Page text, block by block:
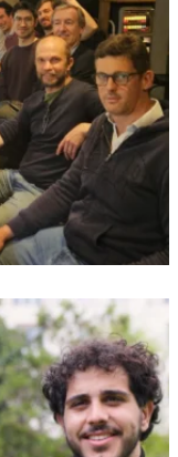
Instagram
de passe